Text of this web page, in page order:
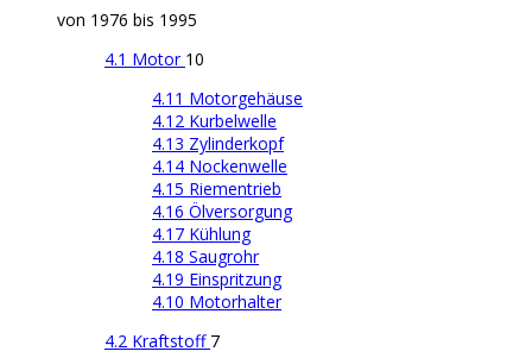
von 1976 bis 1995
4.1 Motor 10
4.11 Motorgehäuse
4.12 Kurbelwelle
4.13 Zylinderkopf
4.14 Nockenwelle
4.15 Riementrieb
4.16 Ölversorgung
4.17 Kühlung
4.18 Saugrohr
4.19 Einspritzung
4.10 Motorhalter
4.2 Kraftstoff 7